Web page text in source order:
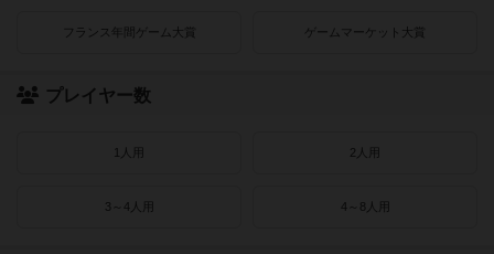
フランス年間ゲーム大賞 ゲームマーケット大賞
プレイヤー数
1人用 2人用
3～4人用 4～8人用